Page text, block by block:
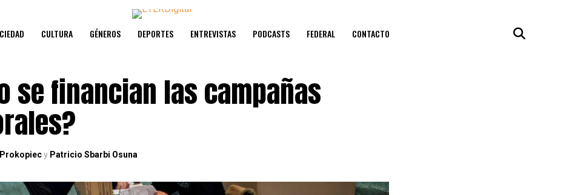
CULTURA GÉNEROS DEPORTES ENTREVISTAS PODCASTS FEDERAL CONTACTO
se financian las campañas
y Patricio Sbarbi Osuna